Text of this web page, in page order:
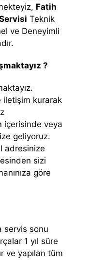
Fatih
Teknik
ve Deneyimli
?
iletişim kurarak
içerisinde veya
geliyoruz.
adresinize
sizi
göre
servis sonu
1 yıl süre
ve yapılan tüm